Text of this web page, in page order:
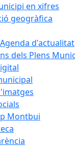
en xifres
geogràfica
d'actualitat
dels Plens
Montbui